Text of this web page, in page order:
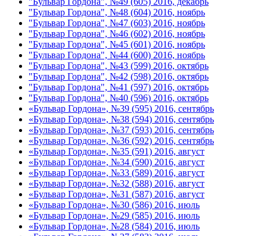
"Бульвар Гордона", №48 (604) 2016, ноябрь
"Бульвар Гордона", №47 (603) 2016, ноябрь
"Бульвар Гордона", №46 (602) 2016, ноябрь
"Бульвар Гордона", №45 (601) 2016, ноябрь
"Бульвар Гордона", №44 (600) 2016, ноябрь
"Бульвар Гордона", №43 (599) 2016, октябрь
"Бульвар Гордона", №42 (598) 2016, октябрь
"Бульвар Гордона", №41 (597) 2016, октябрь
"Бульвар Гордона", №40 (596) 2016, октябрь
«Бульвар Гордона», №39 (595) 2016, сентябрь
«Бульвар Гордона», №38 (594) 2016, сентябрь
«Бульвар Гордона», №37 (593) 2016, сентябрь
«Бульвар Гордона», №36 (592) 2016, сентябрь
«Бульвар Гордона», №35 (591) 2016, август
«Бульвар Гордона», №34 (590) 2016, август
«Бульвар Гордона», №33 (589) 2016, август
«Бульвар Гордона», №32 (588) 2016, август
«Бульвар Гордона», №31 (587) 2016, август
«Бульвар Гордона», №30 (586) 2016, июль
«Бульвар Гордона», №29 (585) 2016, июль
«Бульвар Гордона», №28 (584) 2016, июль